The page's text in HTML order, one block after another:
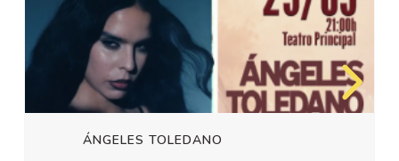
ÁNGELES TOLEDANO